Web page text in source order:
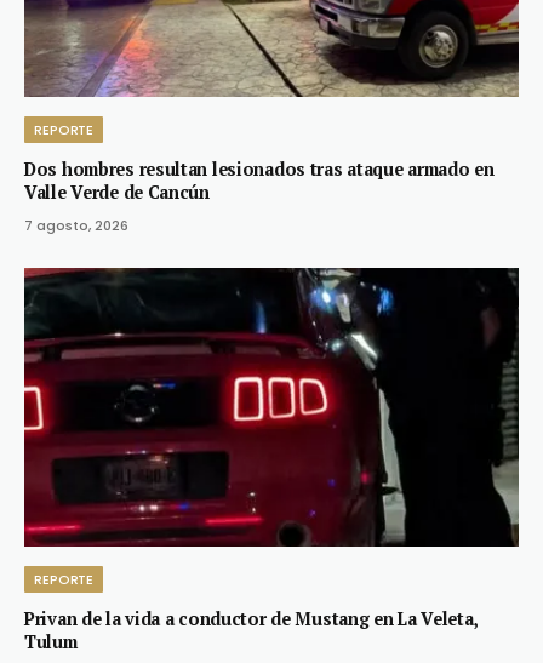
REPORTE
Dos hombres resultan lesionados tras ataque armado en
Valle Verde de Cancún
7 agosto, 2026
REPORTE
Privan de la vida a conductor de Mustang en La Veleta,
Tulum